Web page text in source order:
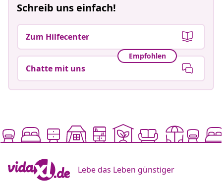
Schreib uns einfach!
Zum Hilfecenter
Empfohlen
Chatte mit uns
Lebe das Leben günstiger